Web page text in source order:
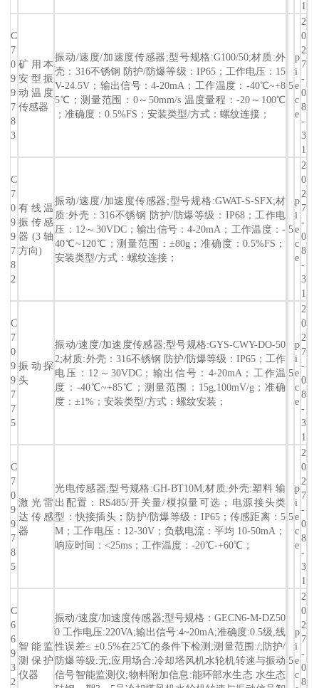
1
C
7
0
9
9
7
8
3
矿用本
安型振
动温度
传感器
振动/速度/加速度传感器;型号规格:G100/50;材质:外
壳：316不锈钢 防护/防爆等级：IP65；工作电压：15
V-24.5V；输出信号：4-20mA；工作温度：-40℃~+8
5℃；测量范围：0～50mm/s 温度量程：-20～100℃
；准确度：0.5%FS；安装类型/方式：螺纹连接；
5
p
i
e
c
e
2
0
2
7
-
0
8
-
3
1
C
7
0
9
9
7
8
2
有线温
振传感
器(3轴
方向)
振动/速度/加速度传感器;型号规格:GWAT-S-SFX;材
质:外壳：316不锈钢 防护/防爆等级：IP68；工作电
压：12～30VDC；输出信号：4-20mA；工作温度：-
40℃~120℃；测量范围：±80g；准确度：0.5%FS；
安装类型/方式：螺纹连接；
5
p
i
e
c
e
2
0
2
7
-
0
8
-
3
1
C
7
0
9
9
7
7
5
振动探
头
振动/速度/加速度传感器;型号规格:GYS-CWY-DO-50
2;材质:外壳：316不锈钢 防护/防爆等级：IP65；工作
电压：12～30VDC；输出信号：4-20mA；工作温
度：-40℃~+85℃；测量范围：15g,100mV/g；准确
度：±1%；安装类型/方式：螺纹安装；
5
p
i
e
c
e
2
0
2
7
-
0
8
-
3
1
C
7
0
9
9
7
8
5
激光雷
达传感
器
光电传感器;型号规格:GH-BT10M;材质:外壳:塑料 输
出配置：RS485/开关量/模拟量可选；电源接头类
型：快接插头；防护/防爆等级：IP65；传感距离：5
M；工作电压：12-30V；负载电流：平均 10-50mA；
响应时间：<25ms；工作温度：-20℃-+60℃；
5
p
i
e
c
e
2
0
2
7
-
0
8
-
3
1
C
6
6
9
3
2
智能监
测保护
仪器
振动/速度/加速度传感器;型号规格：GECN6-M-DZ50
0 工作电压:220VA;输出信号:4~20mA;准确度:0.5级,线
性误差≤ ±0.5%在25℃的条件下检测;测量范围:/;防护/
防爆等级:无;应用场合:冷却塔风机水轮机转速与振动
信号智能监测仪;物料附加信息:能环部水生态 水生态
5
p
i
e
c
2
0
2
7
-
0
8